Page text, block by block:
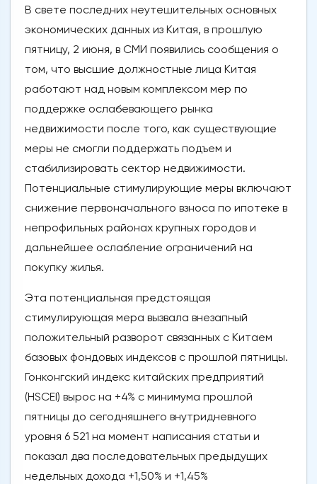
В свете последних неутешительных основных
экономических данных из Китая, в прошлую
пятницу, 2 июня, в СМИ появились сообщения о
том, что высшие должностные лица Китая
работают над новым комплексом мер по
поддержке ослабевающего рынка
недвижимости после того, как существующие
меры не смогли поддержать подъем и
стабилизировать сектор недвижимости.
Потенциальные стимулирующие меры включают
снижение первоначального взноса по ипотеке в
непрофильных районах крупных городов и
дальнейшее ослабление ограничений на
покупку жилья.
Эта потенциальная предстоящая
стимулирующая мера вызвала внезапный
положительный разворот связанных с Китаем
базовых фондовых индексов с прошлой пятницы.
Гонконгский индекс китайских предприятий
(HSCEI) вырос на +4% с минимума прошлой
пятницы до сегодняшнего внутридневного
уровня 6 521 на момент написания статьи и
показал два последовательных предыдущих
недельных дохода +1,50% и +1,45%